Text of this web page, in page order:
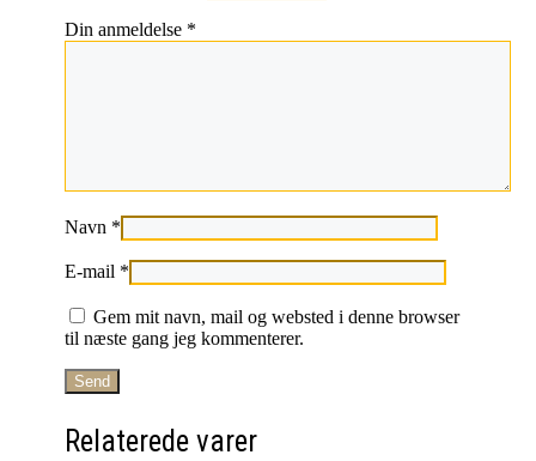
Din anmeldelse *
Navn *
E-mail *
Gem mit navn, mail og websted i denne browser
til næste gang jeg kommenterer.
Relaterede varer